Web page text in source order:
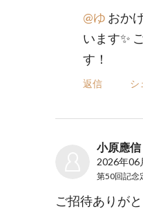
@ゆ おか
います✨
す！
返信 シ
小原應信
2026年06
ご招待ありがと